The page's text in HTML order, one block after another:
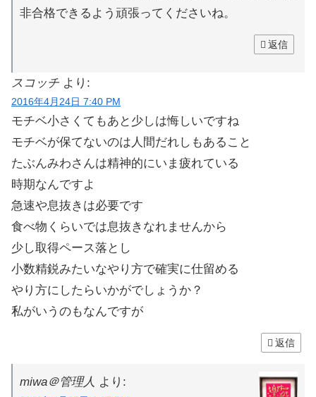
非合格できるよう頑張ってくださいね。
返信
スコッチ より:
2016年4月24日 7:40 PM
モチベ小さくてもあと少しは悔しいですね
モチベが保てないのは人間だれしもあること
たぶんみわさんは精神的にいま疲れている
時期なんですよ
急速や息抜きは必要です
食べ物くらいでは息抜きなれませんから
少し取得ペース落とし
小数精鋭みたいなやり方で確実に仕留める
やり方にしたらいかがでしょうか？
私がいうのもなんですが
返信
miwa＠管理人 より: